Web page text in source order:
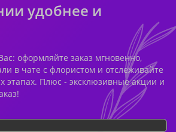
удобнее и
оформляйте заказ мгновенно,
в чате с флористом и отслеживайте
этапах. Плюс - эксклюзивные акции и